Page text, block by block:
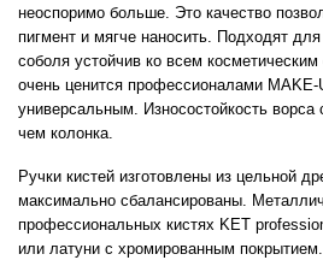
неоспоримо больше. Это качество
пигмент и мягче наносить. Подходят
соболя устойчив ко всем
очень ценится профессионалами MAKE-
универсальным. Износостойкость
чем колонка.
Ручки кистей изготовлены из цельной
максимально сбалансированы.
профессиональных кистях KET
или латуни с хромированным